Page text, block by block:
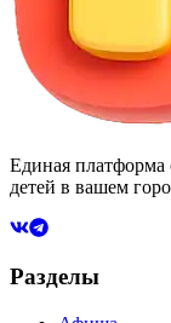
Единая платформа
детей в вашем
Разделы